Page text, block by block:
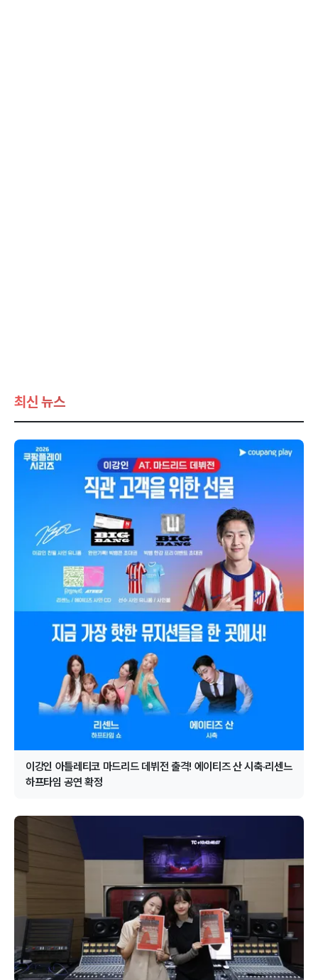
최신 뉴스
이강인 아틀레티코 마드리드 데뷔전 출격! 에이티즈 산 시축·리센느
하프타임 공연 확정